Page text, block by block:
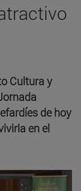
Cultura y
de hoy
en el